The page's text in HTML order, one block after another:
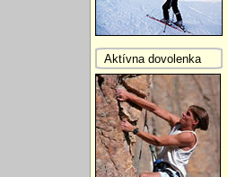
Aktívna dovolenka